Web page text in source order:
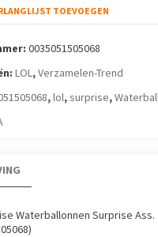
TOEVOEGEN
0035051505068
LOL,Verzamelen-Trend
,lol,surprise,
Waterballonnen Surprise Ass.